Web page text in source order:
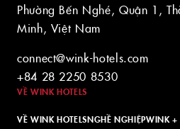
Phường Bến Nghé, Quận 1,
Minh, Việt Nam
connect@wink-hotels.com
+84 28 2250 8530
VỀ WINK HOTELS
VỀ WINK HOTELSNGHỀ NGHIỆPWINK +